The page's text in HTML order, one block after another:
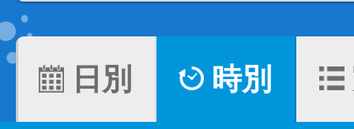
日別 時別